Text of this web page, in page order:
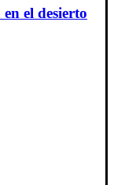
el desierto